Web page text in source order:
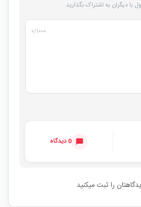
با دیگران به اشتراک بگذارید.
۰/۱۰۰۰
0 دیدگاه
را ثبت میکنید